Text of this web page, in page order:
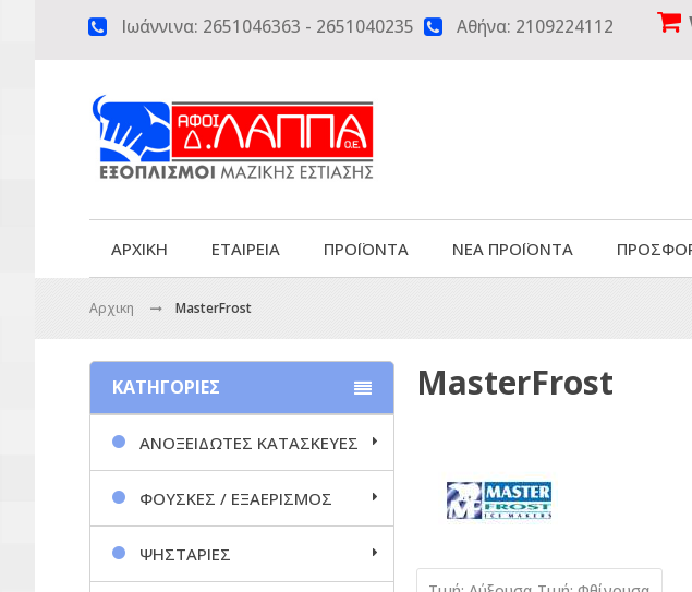
 Ιωάννινα: 2651046363 - 2651040235  Αθήνα: 2109224112
ΑΡΧΙΚΗ ΕΤΑΙΡΕΙΑ ΠΡΟΪΟΝΤΑ ΝΕΑ ΠΡΟΪΟΝΤΑ
Αρχικη MasterFrost
MasterFrost
ΚΑΤΗΓΟΡΙΕΣ
ΑΝΟΞΕΙΔΩΤΕΣ ΚΑΤΑΣΚΕΥΕΣ
ΦΟΥΣΚΕΣ / ΕΞΑΕΡΙΣΜΟΣ
ΨΗΣΤΑΡΙΕΣ